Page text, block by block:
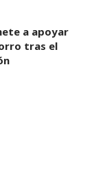
a apoyar
tras el